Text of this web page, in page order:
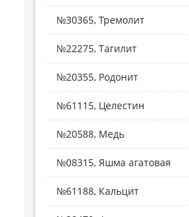
№30365, Тремолит
№22275, Тагилит
№20355, Родонит
№61115, Целестин
№20588, Медь
№08315, Яшма агатовая
№61188, Кальцит